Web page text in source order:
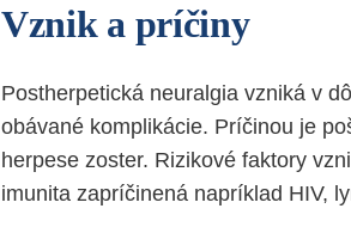
Vznik a príčiny
Postherpetická neuralgia vzniká v
obávané komplikácie. Príčinou je
herpese zoster. Rizikové faktory
imunita zapríčinená napríklad HIV,